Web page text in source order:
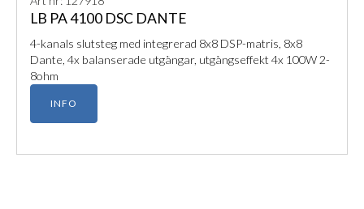
LB PA 4100 DSC DANTE
4-kanals slutsteg med integrerad 8x8 DSP-matris, 8x8
Dante, 4x balanserade utgångar, utgångseffekt 4x 100W 2-
8ohm
INFO